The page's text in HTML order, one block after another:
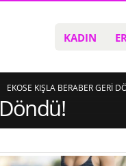
KADIN
EKOSE KIŞLA BERABER GERI